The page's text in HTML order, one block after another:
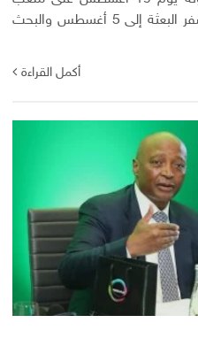
كامب نو دفع إدارة الكرة لتأجيل سفر البعثة إلى 5 أغسطس والبحث
أكمل القراءة